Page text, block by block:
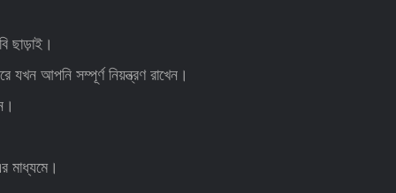
ছাড়াই।
যখন আপনি সম্পূর্ণ নিয়ন্ত্রণ রাখেন।
মাধ্যমে।